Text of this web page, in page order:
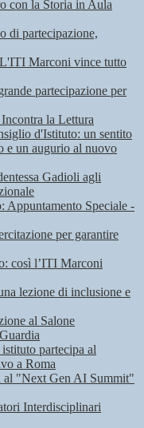
con la Storia in Aula
di partecipazione,
Marconi vince tutto
partecipazione per
la Lettura
d'Istituto: un sentito
e un augurio al nuovo
Gadioli agli
Speciale -
per garantire
così l’ITI Marconi
lezione di inclusione e
al Salone
partecipa al
a Roma
al "Next Gen AI Summit"
Interdisciplinari